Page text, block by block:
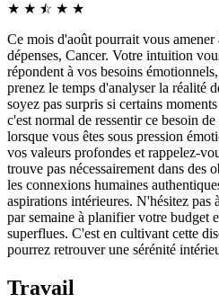
★ ★ ☆
★ ★ ★
Ce mois d'août pourrait vous
dépenses, Cancer. Votre intuition
répondent à vos besoins
prenez le temps d'analyser la réalité
soyez pas surpris si certains
c'est normal de ressentir ce besoin
lorsque vous êtes sous pression
vos valeurs profondes et rappelez-
trouve pas nécessairement dans des
les connexions humaines
aspirations intérieures. N'hésitez pas
par semaine à planifier votre budget
superflues. C'est en cultivant cette
pourrez retrouver une sérénité
Travail